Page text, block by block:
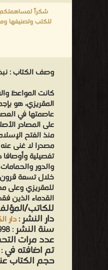
شكراً لمساهمتكم
للكتب وتصنيفها
وصف الكتاب :
كانت المواعظ
المقريزي، هو
عاصمتها في
على المصادر
منذ الفتح
مصدرا لا غنى
تفصيلية
والدور
خلال تسعة
للمقريزي وعلى
القدماء الذين
للكاتب/
دار النشر:دار
سنة النشر: 1998م / 1419هـ .
عدد مرات
تم اضافته في:
حجم الكتاب